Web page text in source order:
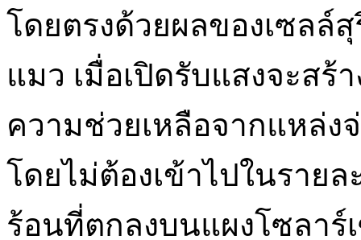
โดยตรงด้วยผลของเซลล์
แมว เมื่อเปิดรับแสงจะสร้
ความช่วยเหลือจากแหล่ง
โดยไม่ต้องเข้าไปในราย
ร้อนที่ตกลงบนแผงโซลาร์